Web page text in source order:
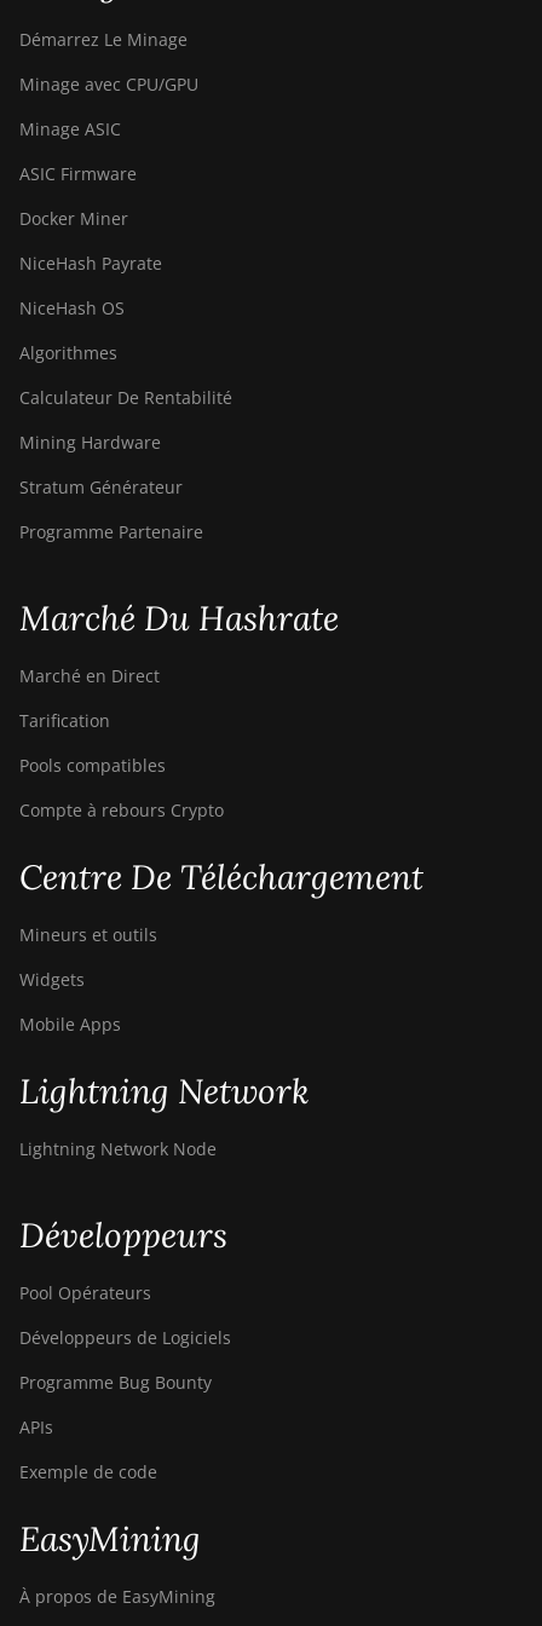
Canaan Avalon A16XP (300Th)
Canaan Avalon Made A1346
Canaan Avalon Nano 3
Canaan Creative Avalon 1166 Pro
Canaan Creative Avalon 1246
Canaan Creative Avalon 7
Canaan Creative Avalon 921
DesiweMiner K10Pro
DesiweMiner K10Ultra
ElphaPex DG 1
ElphaPex DG 1 Lite
ElphaPex DG Home 1
ElphaPex DG Hydro 1
ElphaPex DG2+
FusionSilicon X2
Goldshell AL-BOX II
Démarrez Le Minage
Minage avec CPU/GPU
Minage ASIC
ASIC Firmware
Docker Miner
NiceHash Payrate
NiceHash OS
Algorithmes
Calculateur De Rentabilité
Mining Hardware
Stratum Générateur
Programme Partenaire
Marché Du Hashrate
Marché en Direct
Tarification
Pools compatibles
Compte à rebours Crypto
Centre De Téléchargement
Mineurs et outils
Widgets
Mobile Apps
Lightning Network
Lightning Network Node
Développeurs
Pool Opérateurs
Développeurs de Logiciels
Programme Bug Bounty
APIs
Exemple de code
EasyMining
À propos de EasyMining